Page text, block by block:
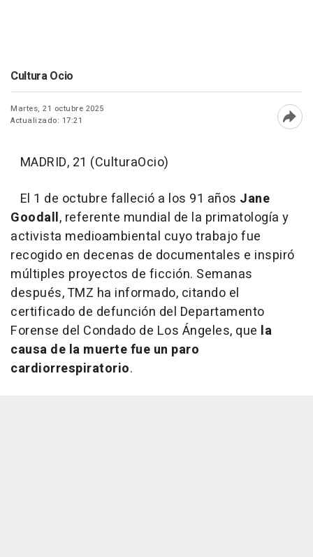
Cultura Ocio
Martes, 21 octubre 2025
Actualizado: 17:21
MADRID, 21 (CulturaOcio)
El 1 de octubre falleció a los 91 años Jane
Goodall, referente mundial de la primatología y
activista medioambiental cuyo trabajo fue
recogido en decenas de documentales e inspiró
múltiples proyectos de ficción. Semanas
después, TMZ ha informado, citando el
certificado de defunción del Departamento
Forense del Condado de Los Ángeles, que la
causa de la muerte fue un paro
cardiorrespiratorio.